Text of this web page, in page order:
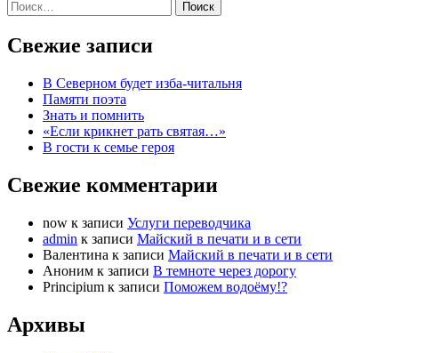
Найти:
Свежие записи
В Северном будет изба-читальня
Памяти поэта
Знать и помнить
«Если крикнет рать святая…»
В гости к семье героя
Свежие комментарии
now к записи Услуги переводчика
admin к записи Майский в печати и в сети
Валентина к записи Майский в печати и в сети
Аноним к записи В темноте через дорогу
Principium к записи Поможем водоёму!?
Архивы